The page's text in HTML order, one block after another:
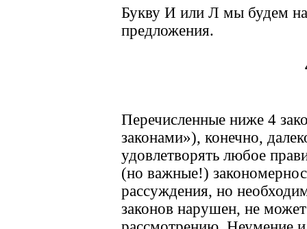
Букву И или Л мы будем
предложения.
Перечисленные ниже 4
законами»), конечно,
удовлетворять любое
(но важные!)
рассуждения, но
законов нарушен, не